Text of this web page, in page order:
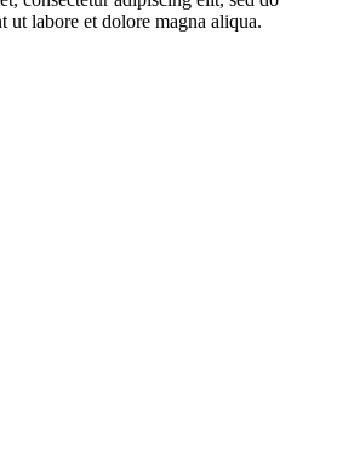
ut labore et dolore magna aliqua.